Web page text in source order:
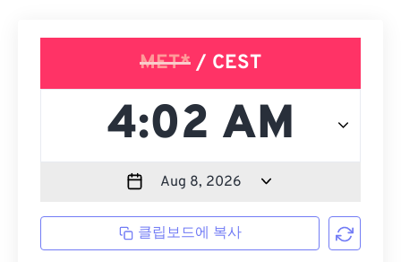
MET* / CEST
클립보드에 복사